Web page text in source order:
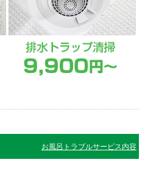
お風呂トラブルサービス内容